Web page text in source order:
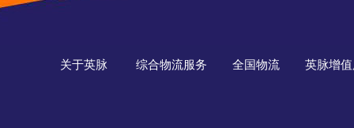
关于英脉 综合物流服务 全国物流 英脉增